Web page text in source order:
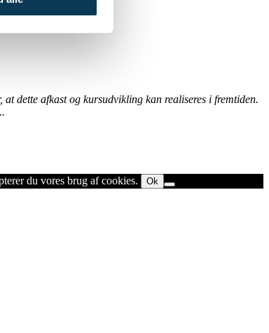
dette afkast og kursudvikling kan realiseres i fremtiden.
du vores brug af cookies.
Ok